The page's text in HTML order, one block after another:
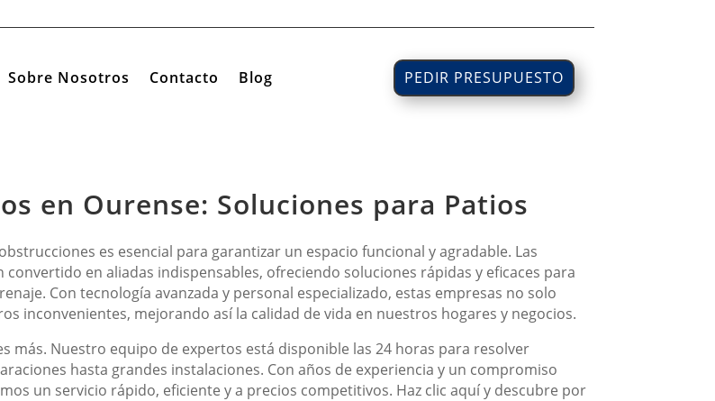
Sobre Nosotros Contacto Blog PEDIR PRESUPUESTO
en Ourense: Soluciones para Patios
es esencial para garantizar un espacio funcional y agradable. Las
en aliadas indispensables, ofreciendo soluciones rápidas y eficaces para
Con tecnología avanzada y personal especializado, estas empresas no solo
inconvenientes, mejorando así la calidad de vida en nuestros hogares y negocios.
más. Nuestro equipo de expertos está disponible las 24 horas para resolver
hasta grandes instalaciones. Con años de experiencia y un compromiso
un servicio rápido, eficiente y a precios competitivos. Haz clic aquí y descubre por